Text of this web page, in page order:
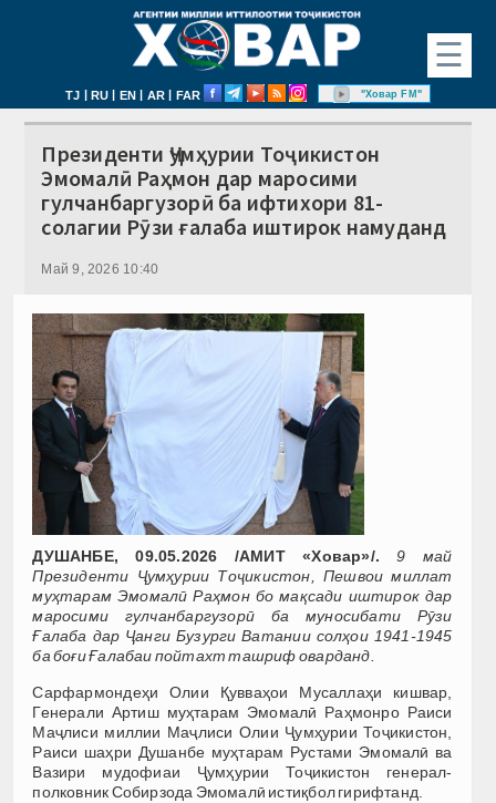
☰
TJ | RU | EN | AR | FAR "Ховар FM"
Президенти Ҷумҳурии Тоҷикистон
Эмомалӣ Раҳмон дар маросими
гулчанбаргузорӣ ба ифтихори 81-
солагии Рӯзи ғалаба иштирок намуданд
Май 9, 2026 10:40
ДУШАНБЕ, 09.05.2026 /АМИТ «Ховар»/. 9 май
Президенти Ҷумҳурии Тоҷикистон, Пешвои миллат
муҳтарам Эмомалӣ Раҳмон бо мақсади иштирок дар
маросими гулчанбаргузорӣ ба муносибати Рӯзи
Ғалаба дар Ҷанги Бузурги Ватании солҳои 1941-1945
ба боғи Ғалабаи пойтахт ташриф оварданд.
Сарфармондеҳи Олии Қувваҳои Мусаллаҳи кишвар,
Генерали Артиш муҳтарам Эмомалӣ Раҳмонро Раиси
Маҷлиси миллии Маҷлиси Олии Ҷумҳурии Тоҷикистон,
Раиси шаҳри Душанбе муҳтарам Рустами Эмомалӣ ва
Вазири мудофиаи Ҷумҳурии Тоҷикистон генерал-
полковник Собирзода Эмомалӣ истиқбол гирифтанд.